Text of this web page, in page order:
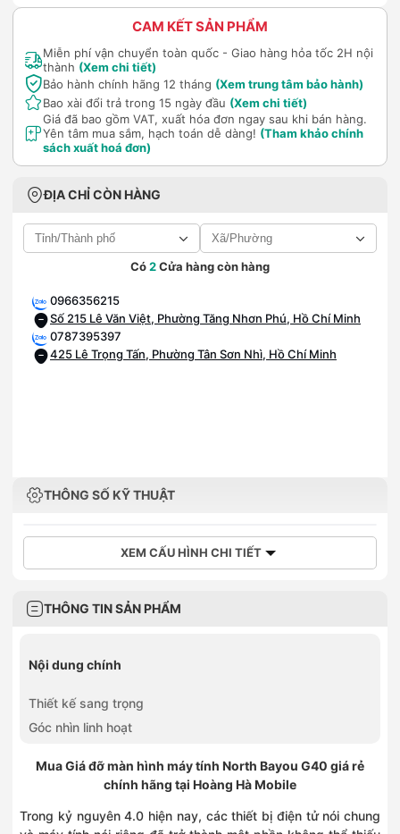
CAM KẾT SẢN PHẨM
Miễn phí vận chuyển toàn quốc - Giao hàng hỏa tốc 2H nội
thành (Xem chi tiết)
Bảo hành chính hãng 12 tháng (Xem trung tâm bảo hành)
Bao xài đổi trả trong 15 ngày đầu (Xem chi tiết)
Giá đã bao gồm VAT, xuất hóa đơn ngay sau khi bán hàng.
Yên tâm mua sắm, hạch toán dễ dàng! (Tham khảo chính
sách xuất hoá đơn)
ĐỊA CHỈ CÒN HÀNG
Có2Cửa hàng còn hàng
0966356215
Số 215 Lê Văn Việt, Phường Tăng Nhơn Phú, Hồ Chí Minh
0787395397
425 Lê Trọng Tấn, Phường Tân Sơn Nhì, Hồ Chí Minh
THÔNG SỐ KỸ THUẬT
XEM CẤU HÌNH CHI TIẾT
THÔNG TIN SẢN PHẨM
Nội dung chính
Thiết kế sang trọng
Góc nhìn linh hoạt
MuaGiá đỡ màn hình máy tính North Bayou G40 giá rẻ
chính hãng tại Hoàng Hà Mobile
Trong kỷ nguyên 4.0 hiện nay, các thiết bị điện tử nói chung